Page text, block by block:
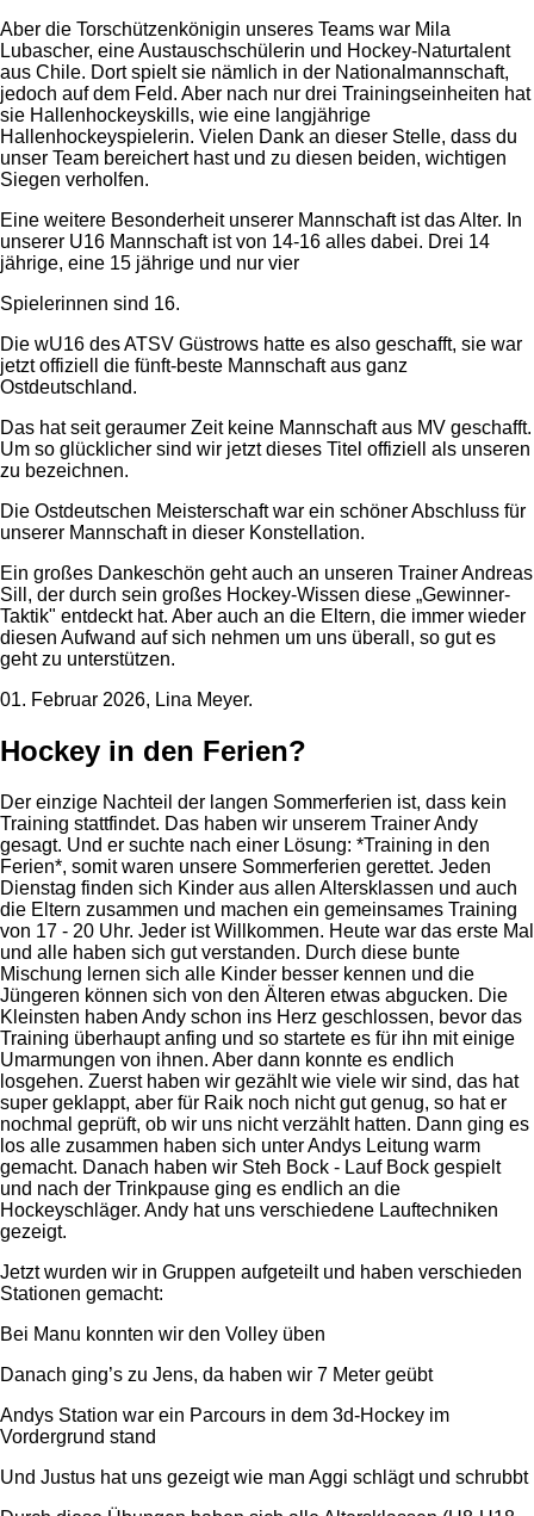
Aber die Torschützenkönigin unseres Teams war Mila
Lubascher, eine Austauschschülerin und Hockey-Naturtalent
aus Chile. Dort spielt sie nämlich in der Nationalmannschaft,
jedoch auf dem Feld. Aber nach nur drei Trainingseinheiten hat
sie Hallenhockeyskills, wie eine langjährige
Hallenhockeyspielerin. Vielen Dank an dieser Stelle, dass du
unser Team bereichert hast und zu diesen beiden, wichtigen
Siegen verholfen.
Eine weitere Besonderheit unserer Mannschaft ist das Alter. In
unserer U16 Mannschaft ist von 14-16 alles dabei. Drei 14
jährige, eine 15 jährige und nur vier
Spielerinnen sind 16.
Die wU16 des ATSV Güstrows hatte es also geschafft, sie war
jetzt offiziell die fünft-beste Mannschaft aus ganz
Ostdeutschland.
Das hat seit geraumer Zeit keine Mannschaft aus MV geschafft.
Um so glücklicher sind wir jetzt dieses Titel offiziell als unseren
zu bezeichnen.
Die Ostdeutschen Meisterschaft war ein schöner Abschluss für
unserer Mannschaft in dieser Konstellation.
Ein großes Dankeschön geht auch an unseren Trainer Andreas
Sill, der durch sein großes Hockey-Wissen diese „Gewinner-
Taktik" entdeckt hat. Aber auch an die Eltern, die immer wieder
diesen Aufwand auf sich nehmen um uns überall, so gut es
geht zu unterstützen.
01. Februar 2026, Lina Meyer.
Hockey in den Ferien?
Der einzige Nachteil der langen Sommerferien ist, dass kein
Training stattfindet. Das haben wir unserem Trainer Andy
gesagt. Und er suchte nach einer Lösung: *Training in den
Ferien*, somit waren unsere Sommerferien gerettet. Jeden
Dienstag finden sich Kinder aus allen Altersklassen und auch
die Eltern zusammen und machen ein gemeinsames Training
von 17 - 20 Uhr. Jeder ist Willkommen. Heute war das erste Mal
und alle haben sich gut verstanden. Durch diese bunte
Mischung lernen sich alle Kinder besser kennen und die
Jüngeren können sich von den Älteren etwas abgucken. Die
Kleinsten haben Andy schon ins Herz geschlossen, bevor das
Training überhaupt anfing und so startete es für ihn mit einige
Umarmungen von ihnen. Aber dann konnte es endlich
losgehen. Zuerst haben wir gezählt wie viele wir sind, das hat
super geklappt, aber für Raik noch nicht gut genug, so hat er
nochmal geprüft, ob wir uns nicht verzählt hatten. Dann ging es
los alle zusammen haben sich unter Andys Leitung warm
gemacht. Danach haben wir Steh Bock - Lauf Bock gespielt
und nach der Trinkpause ging es endlich an die
Hockeyschläger. Andy hat uns verschiedene Lauftechniken
gezeigt.
Jetzt wurden wir in Gruppen aufgeteilt und haben verschieden
Stationen gemacht:
Bei Manu konnten wir den Volley üben
Danach ging’s zu Jens, da haben wir 7 Meter geübt
Andys Station war ein Parcours in dem 3d-Hockey im
Vordergrund stand
Und Justus hat uns gezeigt wie man Aggi schlägt und schrubbt